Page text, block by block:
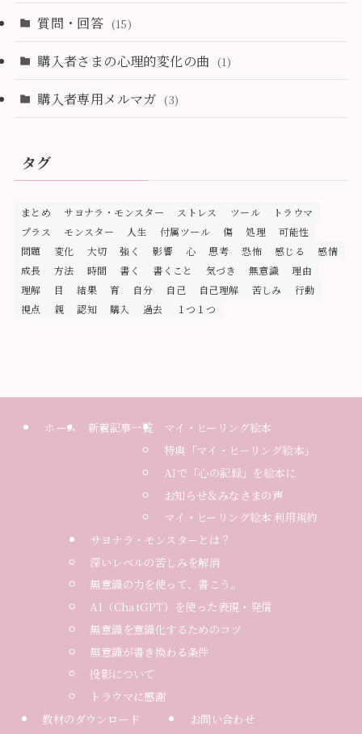
質問・回答 (15)
購入者さまの心理的変化の曲 (1)
購入者専用メルマガ (3)
タグ
まとめ サヨナラ・モンスター ストレス ツール
トラウマ
プラス
モンスター 人生 付属ツール 傷 処理
可能性
問題
変化 大切 強く 影響 心 思考 恐怖 感じる
感情
成長
方法 時間 書く 書くこと 気づき 無意識
理由
理解
目 結果 育 自分 自己 自己理解 苦しみ
行動
視点
親 認知 購入 過去 １つ１つ
ホーム 新着記事一覧
マイ・ヒーリング絵本
特典「マイ・ヒーリング絵本」
AIで「心の記録」を絵本に
お知らせ＆みなさまの声
マイ・ヒーリング絵本 利用規約
サヨナラ・モンスターとは？
深いレベルの苦しみを解消
無意識の力を使って、書こう。
AI（ChatGPT）を使った表現・発信
無意識を意識化するためのコツ
無意識が書き換わる条件
投影について
トラウマに感謝
教材のダウンロード
お問い合わせ